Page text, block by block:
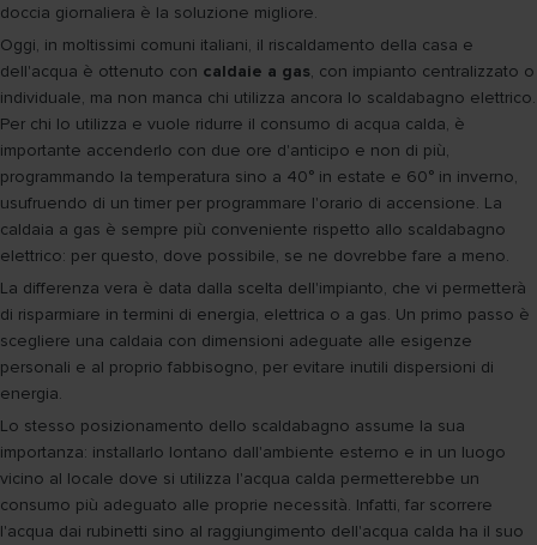
doccia giornaliera è la soluzione migliore.
Oggi, in moltissimi comuni italiani, il riscaldamento della casa e
dell'acqua è ottenuto con caldaie a gas, con impianto centralizzato o
individuale, ma non manca chi utilizza ancora lo scaldabagno elettrico.
Per chi lo utilizza e vuole ridurre il consumo di acqua calda, è
importante accenderlo con due ore d'anticipo e non di più,
programmando la temperatura sino a 40° in estate e 60° in inverno,
usufruendo di un timer per programmare l'orario di accensione. La
caldaia a gas è sempre più conveniente rispetto allo scaldabagno
elettrico: per questo, dove possibile, se ne dovrebbe fare a meno.
La differenza vera è data dalla scelta dell'impianto, che vi permetterà
di risparmiare in termini di energia, elettrica o a gas. Un primo passo è
scegliere una caldaia con dimensioni adeguate alle esigenze
personali e al proprio fabbisogno, per evitare inutili dispersioni di
energia.
Lo stesso posizionamento dello scaldabagno assume la sua
importanza: installarlo lontano dall'ambiente esterno e in un luogo
vicino al locale dove si utilizza l'acqua calda permetterebbe un
consumo più adeguato alle proprie necessità. Infatti, far scorrere
l'acqua dai rubinetti sino al raggiungimento dell'acqua calda ha il suo